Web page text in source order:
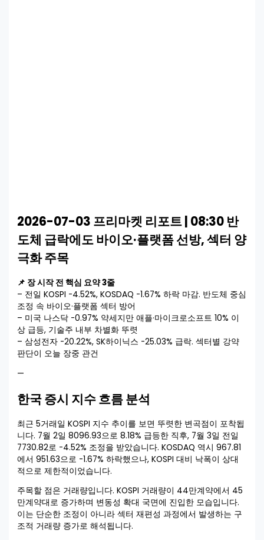
2026-07-03 프리마켓 리포트 | 08:30 반
도체 급락에도 바이오·플랫폼 선방, 섹터 양
극화 주목
📌 장 시작 전 핵심 요약 3줄
– 전일 KOSPI -4.52%, KOSDAQ -1.67% 하락 마감. 반도체 중심
조정 속 바이오·플랫폼 섹터 방어
– 미국 나스닥 -0.97% 약세지만 애플·마이크로소프트 10% 이
상 급등, 기술주 내부 차별화 뚜렷
– 삼성전자 -20.22%, SK하이닉스 -25.03% 급락. 섹터별 강약
판단이 오늘 장중 관건
—
한국 증시 지수 흐름 분석
최근 5거래일 KOSPI 지수 추이를 보면 뚜렷한 변곡점이 포착됩
니다. 7월 2일 8096.93으로 8.18% 급등한 직후, 7월 3일 전일
7730.82로 -4.52% 조정을 받았습니다. KOSDAQ 역시 967.81
에서 951.63으로 -1.67% 하락했으나, KOSPI 대비 낙폭이 상대
적으로 제한적이었습니다.
주목할 점은 거래량입니다. KOSPI 거래량이 44만계약에서 45
만계약대로 증가하며 변동성 확대 국면에 진입한 모습입니다.
이는 단순한 조정이 아니라 섹터 재편성 과정에서 발생하는 구
조적 거래량 증가로 해석됩니다.